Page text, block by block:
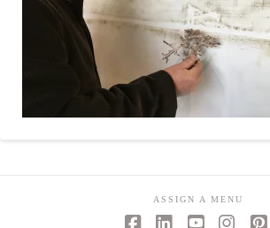
ASSIGN A MENU